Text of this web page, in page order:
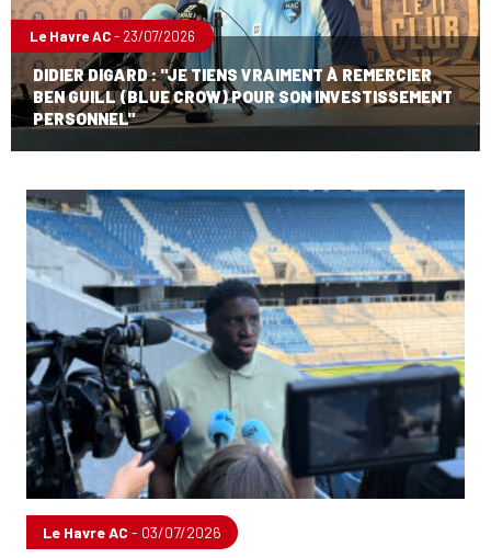
Le Havre AC- 23/07/2026
DIDIER DIGARD : "JE TIENS VRAIMENT À REMERCIER
BEN GUILL (BLUE CROW) POUR SON INVESTISSEMENT
PERSONNEL"
Le Havre AC - 03/07/2026